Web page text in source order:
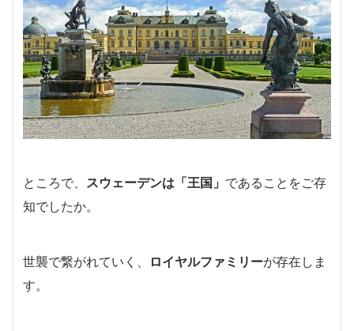
ところで、 スウェーデンは「王国」 であることをご存
知でしたか。
世襲で繋がれていく、 ロイヤルファミリーが存在しま
す。